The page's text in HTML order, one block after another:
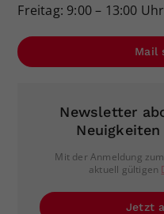
Freitag: 9:00 – 13:00 Uhr
Mail
Newsletter
Mit der Anmeldung
aktuell gültigen
Jetzt